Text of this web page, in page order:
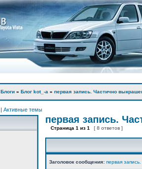
Блоги » Блог kot_-а » первая запись. Частично
| Активные темы
первая запись.
Страница 1 из 1 [ 8 ответов ]
Заголовок сообщения: первая